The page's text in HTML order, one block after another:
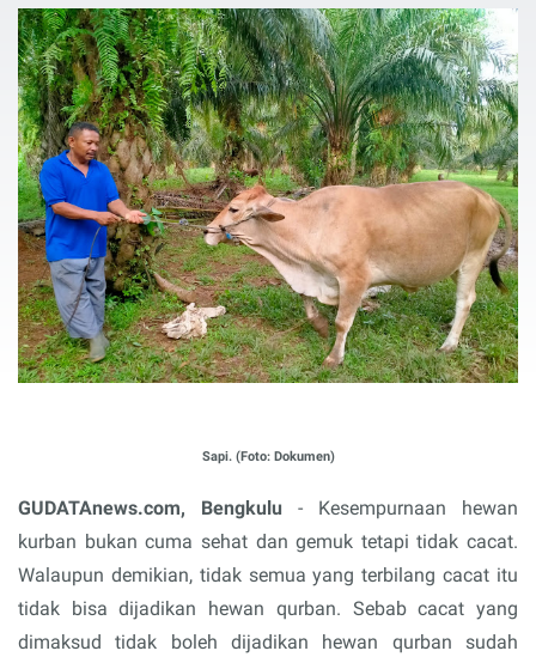
Sapi. (Foto: Dokumen)
GUDATAnews.com, Bengkulu - Kesempurnaan hewan
kurban bukan cuma sehat dan gemuk tetapi tidak cacat.
Walaupun demikian, tidak semua yang terbilang cacat itu
tidak bisa dijadikan hewan qurban. Sebab cacat yang
dimaksud tidak boleh dijadikan hewan qurban sudah